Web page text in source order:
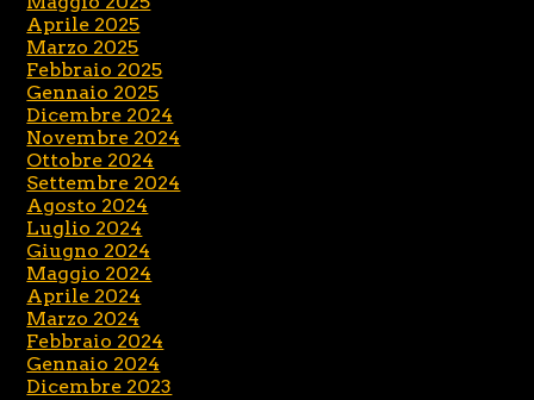
Aprile 2025
Marzo 2025
Febbraio 2025
Gennaio 2025
Dicembre 2024
Novembre 2024
Ottobre 2024
Settembre 2024
Agosto 2024
Luglio 2024
Giugno 2024
Maggio 2024
Aprile 2024
Marzo 2024
Febbraio 2024
Gennaio 2024
Dicembre 2023